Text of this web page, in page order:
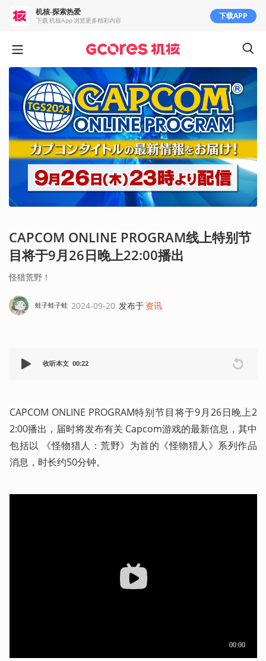
CAPCOM ONLINE PROGRAM线上特别节
目将于9月26日晚上22:00播出
怪猎荒野！
蛙子蛙子蛙 2024-09-20 发布于 资讯
收听本文 00:22
CAPCOM ONLINE PROGRAM特别节目将于9月26日晚上2
2:00播出，届时将发布有关 Capcom游戏的最新信息，其中
包括以 《怪物猎人：荒野》为首的《怪物猎人》系列作品
消息，时长约50分钟。
机核-探索热爱
下载 机核App 浏览更多精彩内容 下载APP